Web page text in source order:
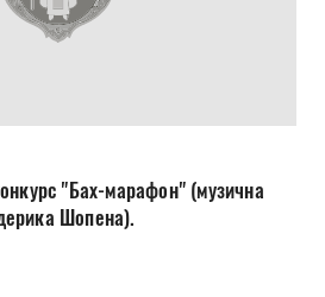
"Бах-марафон" (музична
Шопена).